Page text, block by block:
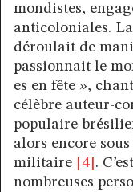
mondistes,
anticoloniales.
déroulait de
passionnait le
es en fête »,
célèbre auteur-
populaire
alors encore
militaire
[4] .
nombreuses